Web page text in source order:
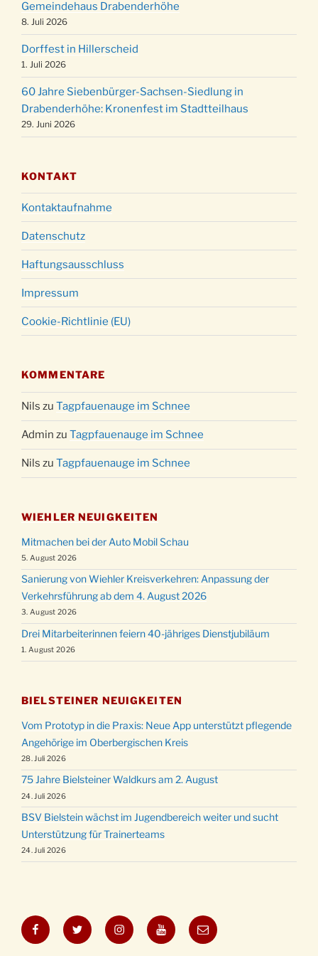
24.12.
Weihnachtsgottesdienst in der Kirche um
18:00 Uhr
24.12.
Christmette mit der ev. Jugend in der Kirche
um 23:00 Uhr
31.12.
Gottesdienst zu Silvester in der Kirche um
18:00 Uhr
Gemeindehaus Drabenderhöhe
8. Juli 2026
Dorffest in Hillerscheid
1. Juli 2026
60 Jahre Siebenbürger-Sachsen-Siedlung in
Drabenderhöhe: Kronenfest im Stadtteilhaus
29. Juni 2026
KONTAKT
Kontaktaufnahme
Datenschutz
Haftungsausschluss
Impressum
Cookie-Richtlinie (EU)
KOMMENTARE
Nils zu Tagpfauenauge im Schnee
Admin zu Tagpfauenauge im Schnee
Nils zu Tagpfauenauge im Schnee
WIEHLER NEUIGKEITEN
Mitmachen bei der Auto Mobil Schau
5. August 2026
Sanierung von Wiehler Kreisverkehren: Anpassung der
Verkehrsführung ab dem 4. August 2026
3. August 2026
Drei Mitarbeiterinnen feiern 40-jähriges Dienstjubiläum
1. August 2026
BIELSTEINER NEUIGKEITEN
Vom Prototyp in die Praxis: Neue App unterstützt pflegende
Angehörige im Oberbergischen Kreis
28. Juli 2026
75 Jahre Bielsteiner Waldkurs am 2. August
24. Juli 2026
BSV Bielstein wächst im Jugendbereich weiter und sucht
Unterstützung für Trainerteams
24. Juli 2026
FacebookTwitter InstagramYouTubeE-
Mail